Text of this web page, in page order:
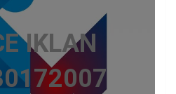
IKLAN